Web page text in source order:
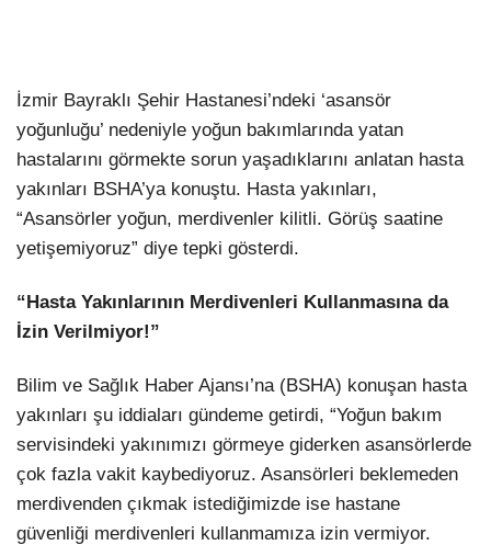
İzmir Bayraklı Şehir Hastanesi’ndeki ‘asansör
yoğunluğu’ nedeniyle yoğun bakımlarında yatan
hastalarını görmekte sorun yaşadıklarını anlatan hasta
yakınları BSHA’ya konuştu. Hasta yakınları,
“Asansörler yoğun, merdivenler kilitli. Görüş saatine
yetişemiyoruz” diye tepki gösterdi.
“Hasta Yakınlarının Merdivenleri Kullanmasına da
İzin Verilmiyor!”
Bilim ve Sağlık Haber Ajansı’na (BSHA) konuşan hasta
yakınları şu iddiaları gündeme getirdi, “Yoğun bakım
servisindeki yakınımızı görmeye giderken asansörlerde
çok fazla vakit kaybediyoruz. Asansörleri beklemeden
merdivenden çıkmak istediğimizde ise hastane
güvenliği merdivenleri kullanmamıza izin vermiyor.